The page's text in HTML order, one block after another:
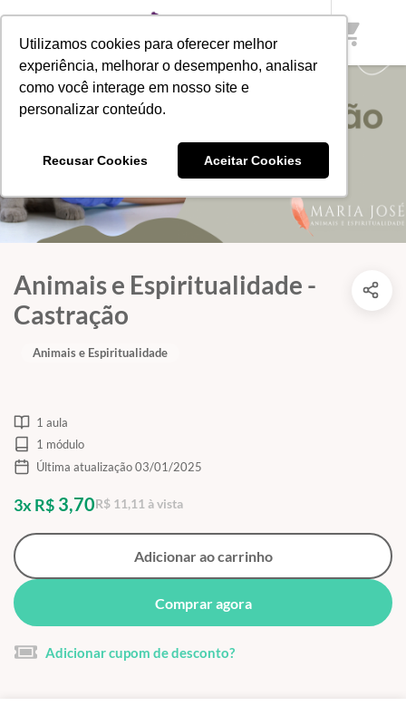
Utilizamos cookies para oferecer melhor
experiência, melhorar o desempenho, analisar
como você interage em nosso site e
personalizar conteúdo.
Recusar Cookies Aceitar Cookies
shopping_cart
Animais e Espiritualidade -
Castração
Animais e Espiritualidade
1 aula
1 módulo
Última atualização 03/01/2025
3x R$ 3,70R$ 11,11 à vista
Adicionar ao carrinho
Comprar agora
Adicionar cupom de desconto?